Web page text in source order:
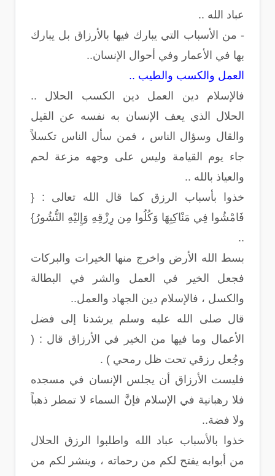
عباد الله ..
- من الأسباب التي يبارك فيها بالأرزاق بل يبارك
بها في الأعمار وفي أحوال الإنسان..
العمل والكسب والطيب ..
فالإسلام دين العمل دين الكسب الحلال ..
الحلال الذي يعف الإنسان به نفسه عن القيل
والقال وسؤال الناس ، فمن سأل الناس تكسلاً
جاء يوم القيامة وليس على وجهه مزعة لحم
والعياذ بالله ..
خذوا بأسباب الرزق كما قال الله تعالى : {
فَامْشُوا فِي مَنْاكِبِهَا وَكُلُوا مِن رِزْقِهِ وَإِليْهِ النُّشُورُ}
..
بسط الله الأرض واخرج منها الخيرات والبركات
فجعل الخير في العمل والشر في البطالة
والكسل ، فالإسلام دين الجهاد والعمل..
قال صلى الله عليه وسلم يرشدنا إلى فضل
الأعمال وما فيها من الخير في الأرزاق قال : (
وجُعل رزقي تحت ظل رمحي ) .
فليست الأرزاق أن يجلس الإنسان في مسجده
فلا رهبانية في الإسلام فإنَّ السماء لا تمطر ذهباً
ولا فضة..
خذوا بالأسباب عباد الله واطلبوا الرزق الحلال
من أبوابه يفتح لكم من رحماته ، وينشر لكم من